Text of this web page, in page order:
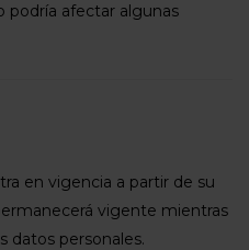
podría afectar algunas
en vigencia a partir de su
vigente mientras
datos personales.